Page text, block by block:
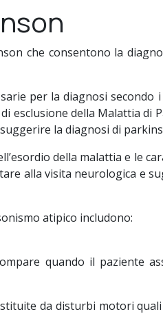
che consentono la
per la diagnosi secondo
esclusione della Malattia di
la diagnosi di
della malattia e le
alla visita neurologica e
atipico includono:
quando il paziente
da disturbi motori